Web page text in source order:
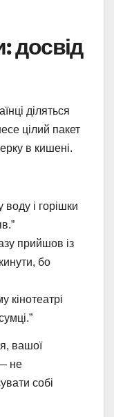
досвід
діляться
цілий пакет
в кишені.
і горішки
прийшов із
бо
кінотеатрі
вашої
не
собі